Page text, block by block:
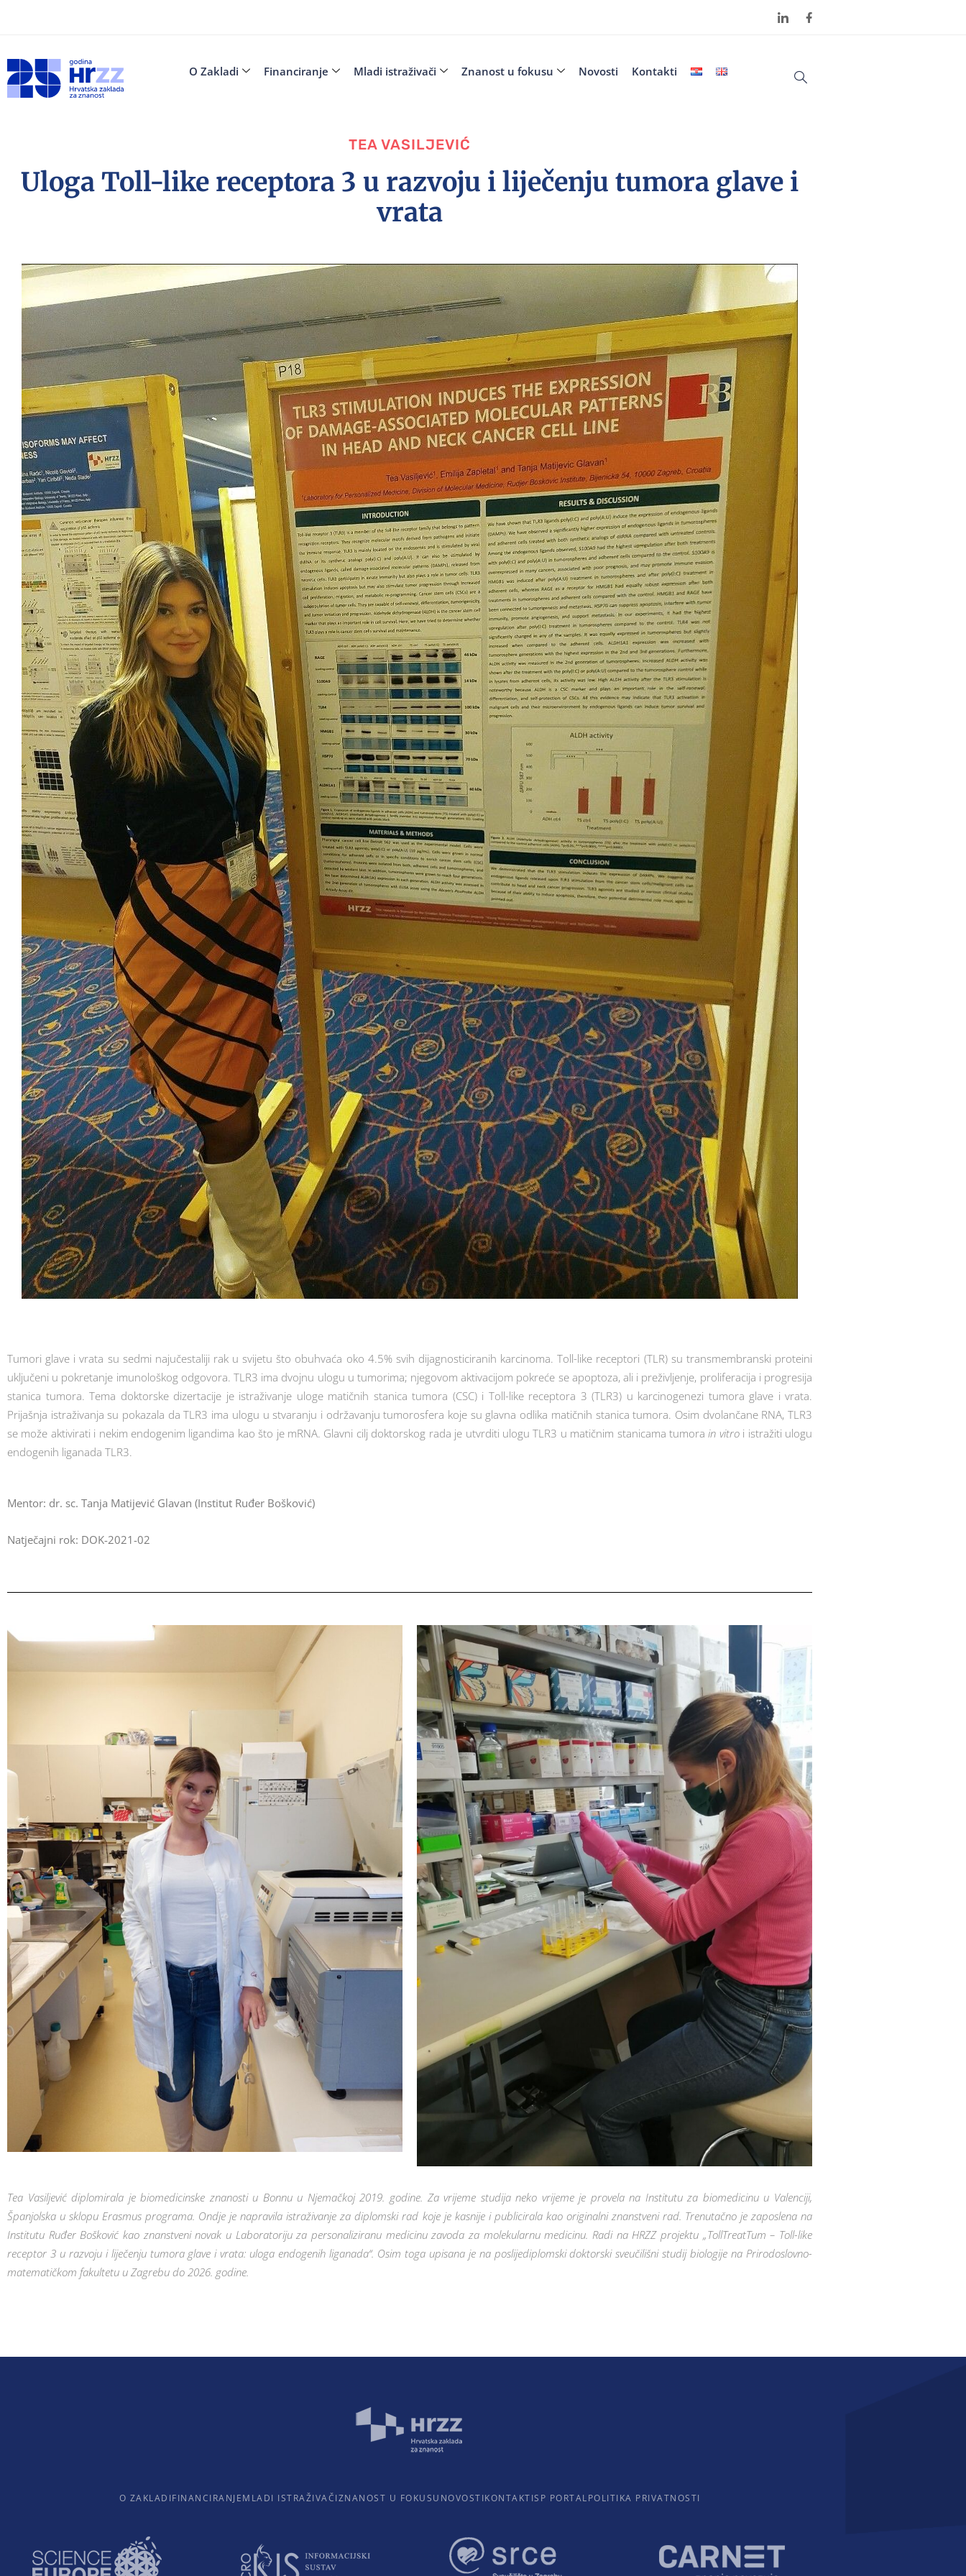
O Zakladi Financiranje Mladi istraživači Znanost u fokusu Novosti Kontakti
TEA VASILJEVIĆ
Uloga Toll-like receptora 3 u razvoju i liječenju tumora glave i
vrata
Tumori glave i vrata su sedmi najučestaliji rak u svijetu što obuhvaća oko 4.5% svih dijagnosticiranih karcinoma. Toll-like receptori (TLR) su transmembranski proteini
uključeni u pokretanje imunološkog odgovora. TLR3 ima dvojnu ulogu u tumorima; njegovom aktivacijom pokreće se apoptoza, ali i preživljenje, proliferacija i progresija
stanica tumora. Tema doktorske dizertacije je istraživanje uloge matičnih stanica tumora (CSC) i Toll-like receptora 3 (TLR3) u karcinogenezi tumora glave i vrata.
Prijašnja istraživanja su pokazala da TLR3 ima ulogu u stvaranju i održavanju tumorosfera koje su glavna odlika matičnih stanica tumora. Osim dvolančane RNA, TLR3
se može aktivirati i nekim endogenim ligandima kao što je mRNA. Glavni cilj doktorskog rada je utvrditi ulogu TLR3 u matičnim stanicama tumorain vitroi istražiti ulogu
endogenih liganada TLR3.
Mentor: dr. sc. Tanja Matijević Glavan (Institut Ruđer Bošković)
Natječajni rok: DOK-2021-02
Tea Vasiljević diplomirala je biomedicinske znanosti u Bonnu u Njemačkoj 2019. godine. Za vrijeme studija neko vrijeme je provela na Institutu za biomedicinu u Valenciji,
Španjolska u sklopu Erasmus programa. Ondje je napravila istraživanje za diplomski rad koje je kasnije i publicirala kao originalni znanstveni rad. Trenutačno je zaposlena na
Institutu Ruđer Bošković kao znanstveni novak u Laboratoriju za personaliziranu medicinu zavoda za molekularnu medicinu. Radi na HRZZ projektu „TollTreatTum – Toll-like
receptor 3 u razvoju i liječenju tumora glave i vrata: uloga endogenih liganada“. Osim toga upisana je na poslijediplomski doktorski sveučilišni studij biologije na Prirodoslovno-
matematičkom fakultetu u Zagrebu do 2026. godine.
O ZAKLADIFINANCIRANJEMLADI ISTRAŽIVAČIZNANOST U FOKUSU NOVOSTIKONTAKTISP PORTALPOLITIKA PRIVATNOSTI